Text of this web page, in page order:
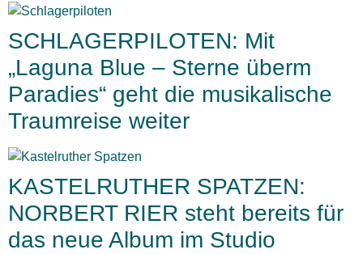
SCHLAGERPILOTEN: Mit
„Laguna Blue – Sterne überm
Paradies“ geht die musikalische
Traumreise weiter
KASTELRUTHER SPATZEN:
NORBERT RIER steht bereits für
das neue Album im Studio